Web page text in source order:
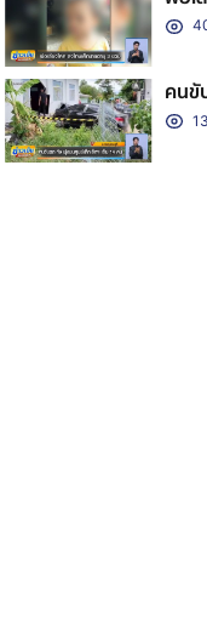
คนขั